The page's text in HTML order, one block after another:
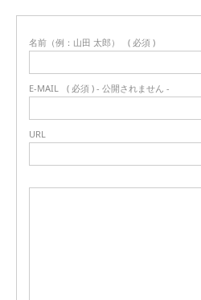
名前（例：山田 太郎） ( 必須 )
E-MAIL ( 必須 ) - 公開されません -
URL